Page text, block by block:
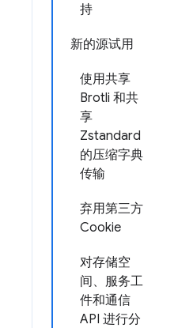
持
新的源试用
使用共享
Brotli 和共
享
Zstandard
的压缩字典
传输
弃用第三方
Cookie
对存储空
间、服务工
件和通信
API 进行分